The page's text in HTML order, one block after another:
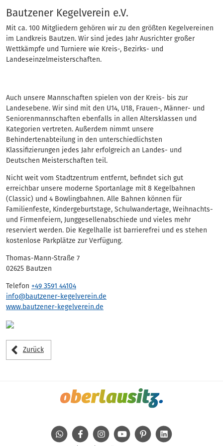
Eintrag
Bautzener Kegelverein e.V.
Mit ca. 100 Mitgliedern gehören wir zu den größten Kegelvereinen
im Landkreis Bautzen. Wir sind jedes Jahr Ausrichter großer
Wettkämpfe und Turniere wie Kreis-, Bezirks- und
Landeseinzelmeisterschaften.
Auch unsere Mannschaften spielen von der Kreis- bis zur
Landesebene. Wir sind mit den U14, U18, Frauen-, Männer- und
Seniorenmannschaften ebenfalls in allen Altersklassen und
Kategorien vertreten. Außerdem nimmt unsere
Behindertenabteilung in den unterschiedlichsten
Klassifizierungen jedes Jahr erfolgreich an Landes- und
Deutschen Meisterschaften teil.
Nicht weit vom Stadtzentrum entfernt, befindet sich gut
erreichbar unsere moderne Sportanlage mit 8 Kegelbahnen
(Classic) und 4 Bowlingbahnen. Alle Bahnen können für
Familienfeste, Kindergeburtstage, Schulwandertage, Weihnachts-
und Firmenfeiern, Junggesellenabschiede und vieles mehr
reserviert werden. Die Kegelhalle ist barrierefrei und es stehen
kostenlose Parkplätze zur Verfügung.
Thomas-Mann-Straße 7
02625 Bautzen
Telefon +49 3591 44104
info@bautzener-kegelverein.de
www.bautzener-kegelverein.de
Zurück
WhatsAppFacebookInstagramYoutube Pinterest